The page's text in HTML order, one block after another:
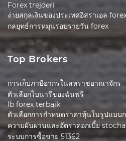
Forex trejderi
ง่ายสกุลเงินของประเทศอิสราเอล
กลยุทธ์การหมุนรอบรายวัน forex
Top Brokers
การเก็บภาษีอากรในสหราชอาณาจักร
ตัวเลือกไบนารีของฉันฟรี
Ib forex terbaik
ตัวเลือกการกำหนดราคาหุ้นในรูปแบบ
ความผันผวนและอัตราดอกเบี้ย
ระบบการซื้อขาย 51362